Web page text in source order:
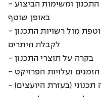
- מעקב אחר השלמת משימות התכנון ומשימות הביצוע
באופן שוטף
- קידום הליכי הרישוי, ועבודה שוטפת מול רשויות התכנון
לקבלת היתרים
- בקרה על תוצרי התכנון
ועלויות הפרויקט
- ליווי מהלך הביצוע ומתן מענה תכנוני (בעזרת היועצים)